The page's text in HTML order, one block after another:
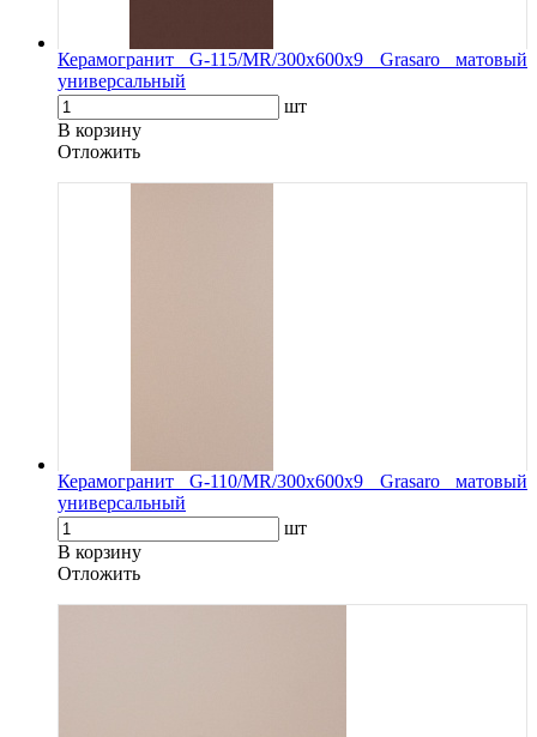
Керамогранит G-115/MR/300x600x9 Grasaro матовый
универсальный
шт
В корзину
Oтложить
Керамогранит G-110/MR/300x600x9 Grasaro матовый
универсальный
шт
В корзину
Oтложить